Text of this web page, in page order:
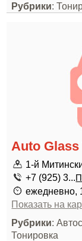
Рубрики:
Auto Glass
1-й
+7 (925) 3...
ежедневно,
Показать на
Рубрики:
Тонировка